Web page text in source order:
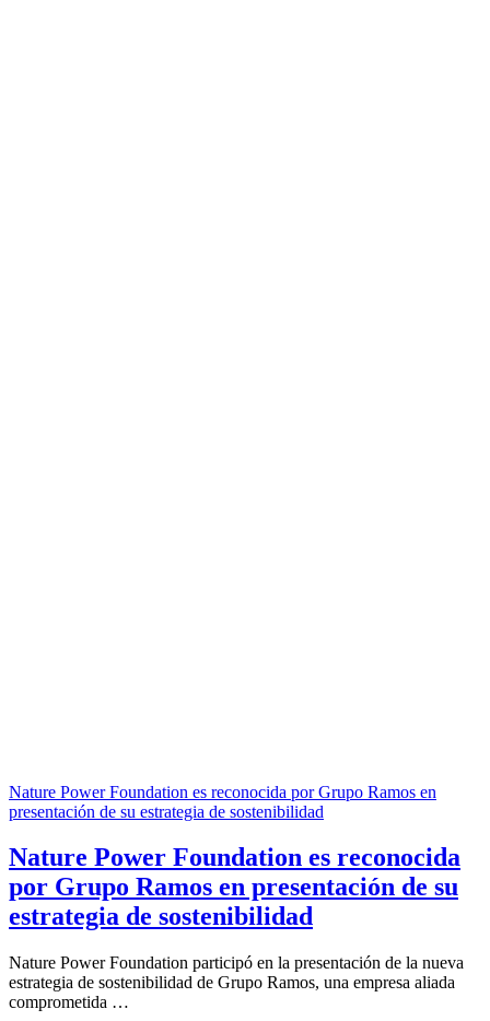
Nature Power Foundation es reconocida por Grupo Ramos en
presentación de su estrategia de sostenibilidad
Nature Power Foundation es reconocida
por Grupo Ramos en presentación de su
estrategia de sostenibilidad
Nature Power Foundation participó en la presentación de la nueva
estrategia de sostenibilidad de Grupo Ramos, una empresa aliada
comprometida …